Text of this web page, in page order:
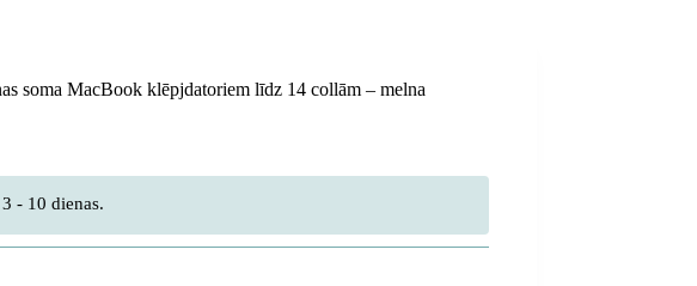
soma MacBook klēpjdatoriem līdz 14 collām – melna
- 10 dienas.